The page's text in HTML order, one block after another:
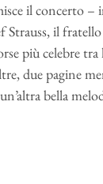
il concerto –
Strauss, il
più celebre
due pagine
bella